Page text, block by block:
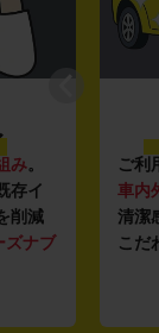
み。
存イ
削減
ズナブ
ご利
車内
清潔
こだ